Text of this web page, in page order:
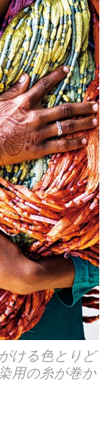
ける色とりど
用の糸が巻か